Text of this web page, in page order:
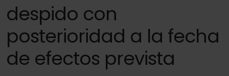
despido con
posterioridad a la fecha
de efectos prevista